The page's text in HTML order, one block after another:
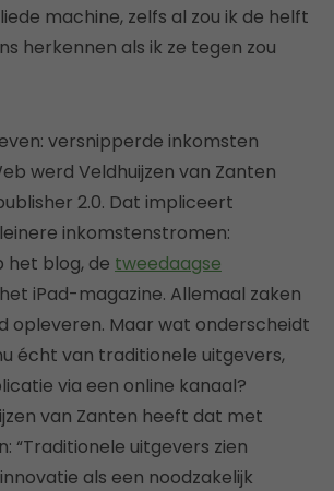
machine, zelfs al zou ik de helft
herkennen als ik ze tegen zou
versnipperde inkomsten
werd Veldhuijzen van Zanten
2.0. Dat impliceert
inkomstenstromen:
het blog, de tweedaagse
iPad-magazine. Allemaal zaken
opleveren. Maar wat onderscheidt
écht van traditionele uitgevers,
via een online kanaal?
van Zanten heeft dat met
“Traditionele uitgevers zien
als een noodzakelijk